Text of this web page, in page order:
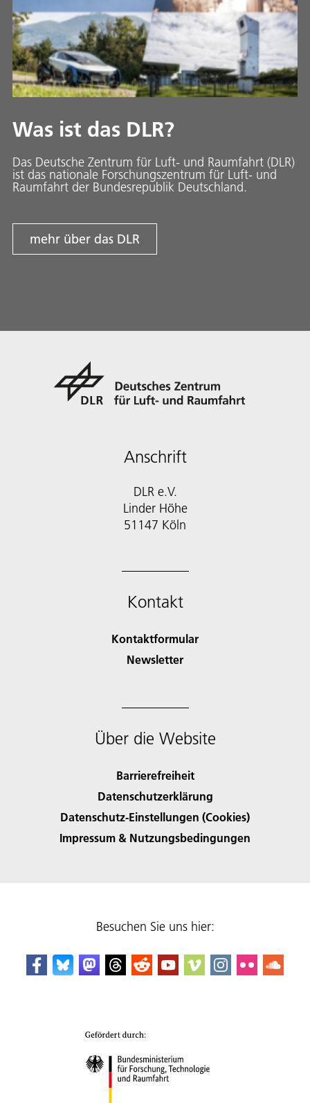
Was ist das DLR?
Das Deutsche Zentrum für Luft- und Raumfahrt (DLR)
ist das nationale Forschungszentrum für Luft- und
Raumfahrt der Bundesrepublik Deutschland.
mehr über das DLR
Anschrift
DLR e.V.
Linder Höhe
51147 Köln
Kontakt
Kontaktformular
Newsletter
Über die Website
Barrierefreiheit
Datenschutzerklärung
Datenschutz-Einstellungen (Cookies)
Impressum & Nutzungsbedingungen
Besuchen Sie uns hier: